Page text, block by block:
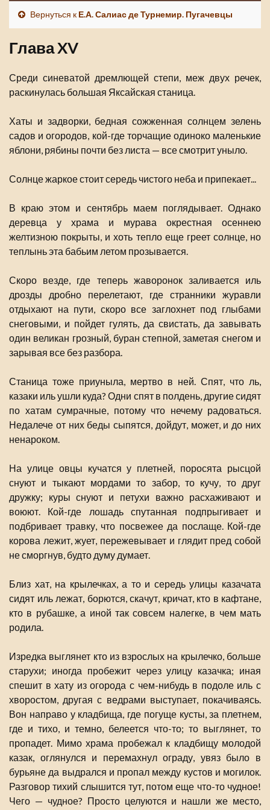
Вернуться к Е.А. Салиас де Турнемир. Пугачевцы
Глава XV
Среди синеватой дремлющей степи, меж двух речек,
раскинулась большая Яксайская станица.
Хаты и задворки, бедная сожженная солнцем зелень
садов и огородов, кой-где торчащие одиноко маленькие
яблони, рябины почти без листа — все смотрит уныло.
Солнце жаркое стоит середь чистого неба и припекает...
В краю этом и сентябрь маем поглядывает. Однако
деревца у храма и мурава окрестная осеннею
желтизною покрыты, и хоть тепло еще греет солнце, но
теплынь эта бабьим летом прозывается.
Скоро везде, где теперь жаворонок заливается иль
дрозды дробно перелетают, где странники журавли
отдыхают на пути, скоро все заглохнет под глыбами
снеговыми, и пойдет гулять, да свистать, да завывать
один великан грозный, буран степной, заметая снегом и
зарывая все без разбора.
Станица тоже приуныла, мертво в ней. Спят, что ль,
казаки иль ушли куда? Одни спят в полдень, другие сидят
по хатам сумрачные, потому что нечему радоваться.
Недалече от них беды сыпятся, дойдут, может, и до них
ненароком.
На улице овцы кучатся у плетней, поросята рысцой
снуют и тыкают мордами то забор, то кучу, то друг
дружку; куры снуют и петухи важно расхаживают и
воюют. Кой-где лошадь спутанная подпрыгивает и
подбривает травку, что посвежее да послаще. Кой-где
корова лежит, жует, пережевывает и глядит пред собой
не сморгнув, будто думу думает.
Близ хат, на крылечках, а то и середь улицы казачата
сидят иль лежат, борются, скачут, кричат, кто в кафтане,
кто в рубашке, а иной так совсем налегке, в чем мать
родила.
Изредка выглянет кто из взрослых на крылечко, больше
старухи; иногда пробежит через улицу казачка; иная
спешит в хату из огорода с чем-нибудь в подоле иль с
хворостом, другая с ведрами выступает, покачиваясь.
Вон направо у кладбища, где погуще кусты, за плетнем,
где и тихо, и темно, белеется что-то; то выглянет, то
пропадет. Мимо храма пробежал к кладбищу молодой
казак, оглянулся и перемахнул ограду, увяз было в
бурьяне да выдрался и пропал между кустов и могилок.
Разговор тихий слышится тут, потом еще что-то чудное!
Чего — чудное? Просто целуются и нашли же место,